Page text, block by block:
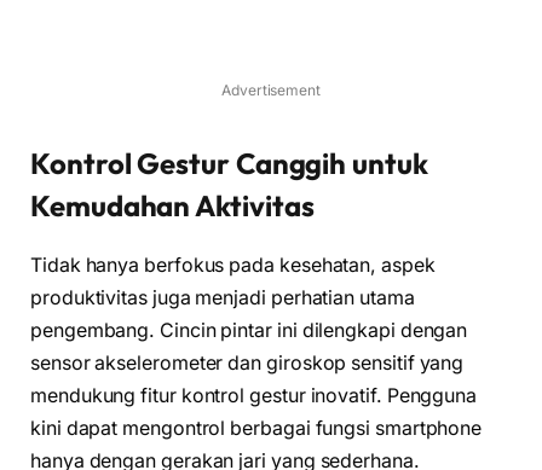
Advertisement
Kontrol Gestur Canggih untuk
Kemudahan Aktivitas
Tidak hanya berfokus pada kesehatan, aspek
produktivitas juga menjadi perhatian utama
pengembang. Cincin pintar ini dilengkapi dengan
sensor akselerometer dan giroskop sensitif yang
mendukung fitur kontrol gestur inovatif. Pengguna
kini dapat mengontrol berbagai fungsi smartphone
hanya dengan gerakan jari yang sederhana.